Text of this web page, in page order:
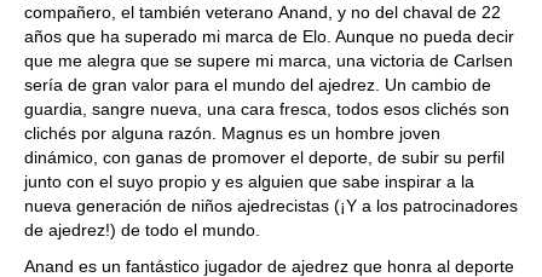
compañero, el también veterano Anand, y no del chaval de 22
años que ha superado mi marca de Elo. Aunque no pueda decir
que me alegra que se supere mi marca, una victoria de Carlsen
sería de gran valor para el mundo del ajedrez. Un cambio de
guardia, sangre nueva, una cara fresca, todos esos clichés son
clichés por alguna razón. Magnus es un hombre joven
dinámico, con ganas de promover el deporte, de subir su perfil
junto con el suyo propio y es alguien que sabe inspirar a la
nueva generación de niños ajedrecistas (¡Y a los patrocinadores
de ajedrez!) de todo el mundo.
Anand es un fantástico jugador de ajedrez que honra al deporte